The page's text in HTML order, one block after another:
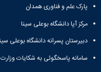
پارک علم و فناوری همدان
مرکز آپا دانشگاه بوعلی سینا
دبیرستان پسرانه دانشگاه بوعلی
سامانه پاسخگوئی به شکایات